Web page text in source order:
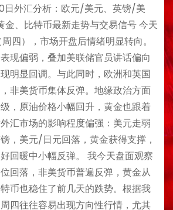
日外汇分析：欧元/美元、英镑/美
、比特币最新走势与交易信号 今天
四），市场开盘后情绪明显转向。
现偏弱，叠加美联储官员讲话偏向
明显回调。与此同时，欧洲和英国
非美货币集体反弹。地缘政治方面
，原油价格小幅回升，黄金也跟着
汇市场的影响程度偏强：美元走弱
，美元/日元回落，黄金获得支撑，
回暖中小幅反弹。 我今天盘面观察
回落，非美货币普遍反弹，黄金从
币也稳住了前几天的跌势。根据我
四往往容易出现方向性行情，尤其